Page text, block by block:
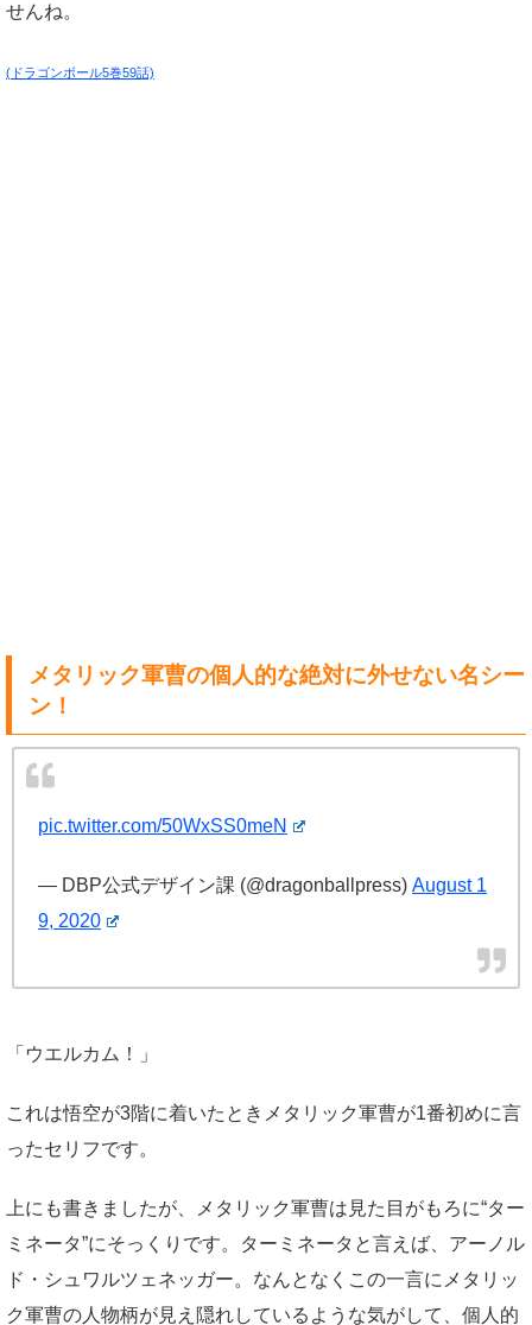
せんね。
(ドラゴンボール5巻59話)
メタリック軍曹の個人的な絶対に外せない名シー
ン！
pic.twitter.com/50WxSS0meN
— DBP公式デザイン課 (@dragonballpress) August 1
9, 2020
「ウエルカム！」
これは悟空が3階に着いたときメタリック軍曹が1番初めに言
ったセリフです。
上にも書きましたが、メタリック軍曹は見た目がもろに“ター
ミネータ”にそっくりです。ターミネータと言えば、アーノル
ド・シュワルツェネッガー。なんとなくこの一言にメタリッ
ク軍曹の人物柄が見え隠れしているような気がして、個人的